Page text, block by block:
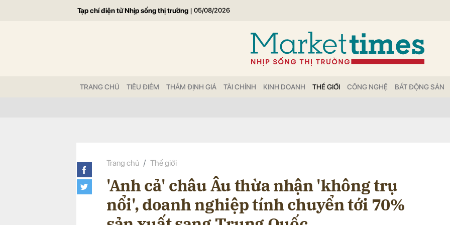
Tạp chí điện tử Nhịp sống thị trường | 05/08/2026
TRANG CHỦ TIÊU ĐIỂM THẨM ĐỊNH GIÁ TÀI CHÍNH KINH DOANH THẾ GIỚI CÔNG NGHỆ BẤT ĐỘNG SẢN
Trang chủ Thế giới
'Anh cả' châu Âu thừa nhận 'không trụ
nổi', doanh nghiệp tính chuyển tới 70%
Gửi bình luận